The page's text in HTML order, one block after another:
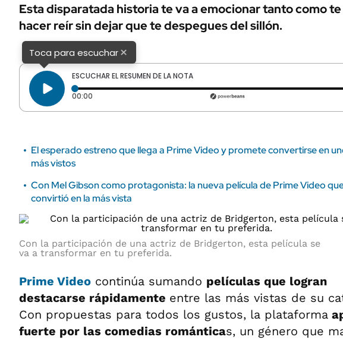
URUGUAY
AUTOS
Esta disparatada historia te va a emocionar tanto como te
hacer reír sin dejar que te despegues del sillón.
Toca para escuchar×
ESCUCHAR EL RESUMEN DE LA NOTA
00:00 Tiempo transcurrido: 0 segundos
El esperado estreno que llega a Prime Video y promete convertirse en
más vistos
Con Mel Gibson como protagonista: la nueva película de Prime Video
convirtió en la más vista
Con la participación de una actriz de Bridgerton, esta película se
va a transformar en tu preferida.
Prime Video continúa sumando películas que logran
destacarse rápidamente entre las más vistas de su
Con propuestas para todos los gustos, la plataforma
fuerte por las comedias románticas, un género que